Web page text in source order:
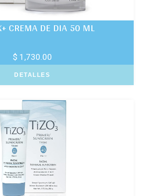
CREMA DE DIA 50 ML
$ 1,730.00
DETALLES